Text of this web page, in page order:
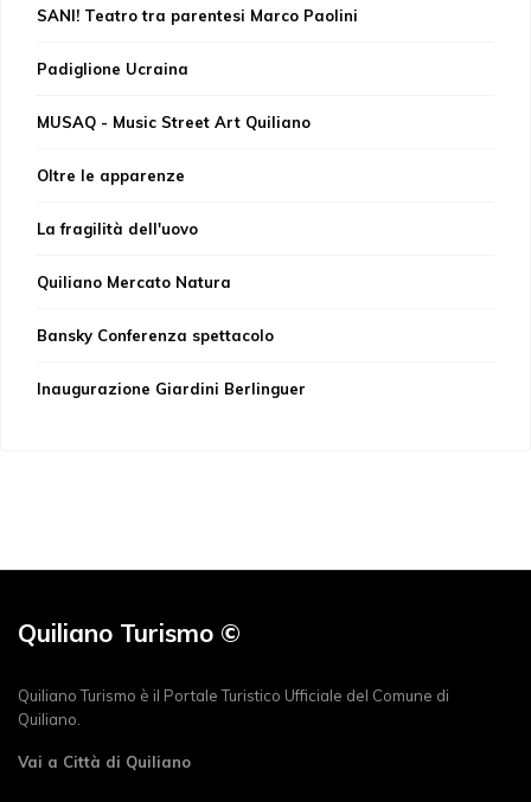
SANI! Teatro tra parentesi Marco Paolini
Padiglione Ucraina
MUSAQ - Music Street Art Quiliano
Oltre le apparenze
La fragilità dell'uovo
Quiliano Mercato Natura
Bansky Conferenza spettacolo
Inaugurazione Giardini Berlinguer
Quiliano Turismo ©
Quiliano Turismo è il Portale Turistico Ufficiale del Comune di
Quiliano.
Vai a Città di Quiliano